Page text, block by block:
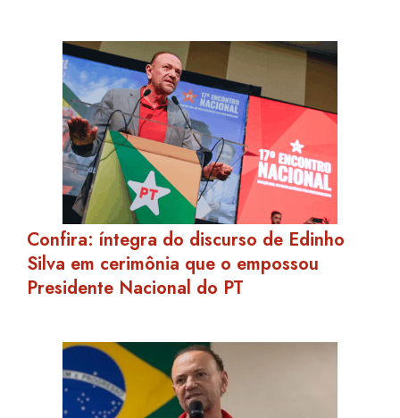
Confira: íntegra do discurso de Edinho
Silva em cerimônia que o empossou
Presidente Nacional do PT